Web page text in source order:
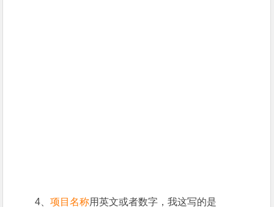
4、项目名称用英文或者数字，我这写的是